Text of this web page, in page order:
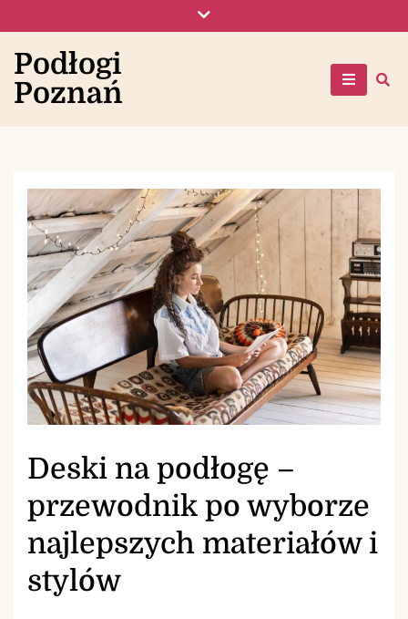
to
content
Podłogi
Poznań
Deski na podłogę –
przewodnik po wyborze
najlepszych materiałów i
stylów